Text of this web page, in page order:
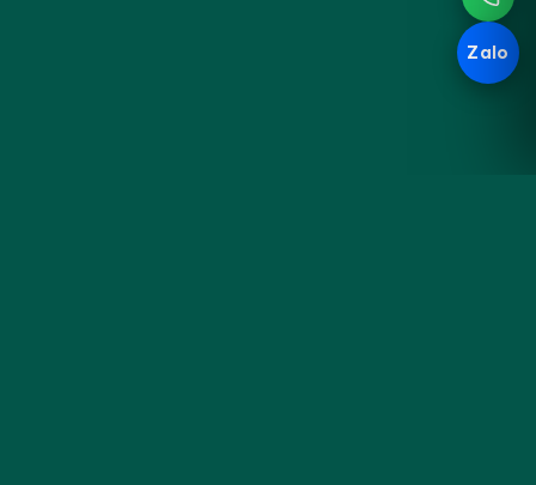
Zalo